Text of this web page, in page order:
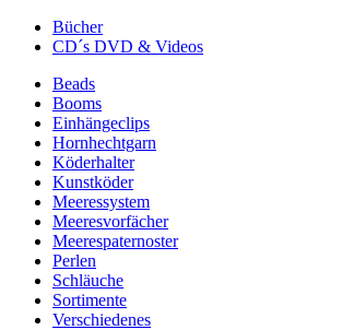
Bücher
CD´s DVD & Videos
Beads
Booms
Einhängeclips
Hornhechtgarn
Köderhalter
Kunstköder
Meeressystem
Meeresvorfächer
Meerespaternoster
Perlen
Schläuche
Sortimente
Verschiedenes